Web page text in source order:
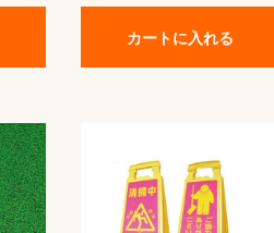
カートに入れる